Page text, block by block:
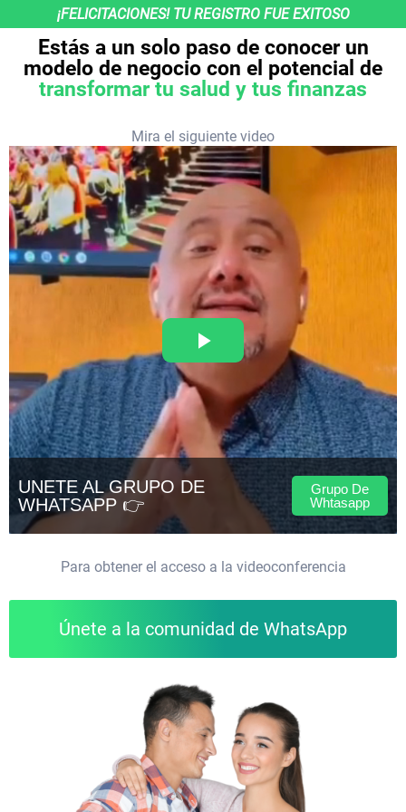
¡FELICITACIONES! TU REGISTRO FUE EXITOSO
Estás a un solo paso de conocer un
modelo de negocio con el potencial de
transformar tu salud y tus finanzas
Mira el siguiente video
Para obtener el acceso a la videoconferencia
Únete a la comunidad de WhatsApp